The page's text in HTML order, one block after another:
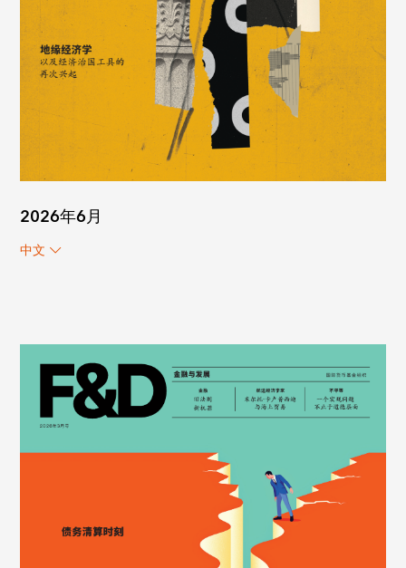
2026年6月
中文